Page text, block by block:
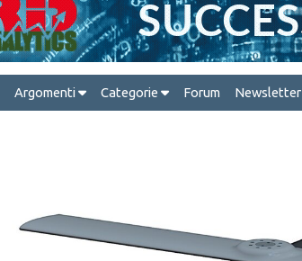
Argomenti Categorie Forum Newsletter